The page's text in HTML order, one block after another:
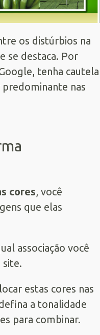
os distúrbios na
se destaca. Por
tenha cautela
nas
cores, você
que elas
associação você
site.
estas cores nas
a tonalidade
para combinar.